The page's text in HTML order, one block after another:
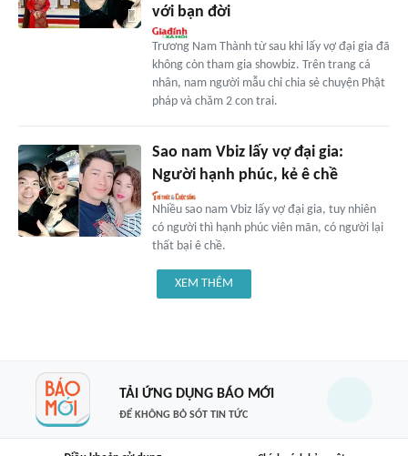
với bạn đời
Trương Nam Thành từ sau khi lấy vợ đại gia đã
không còn tham gia showbiz. Trên trang cá
nhân, nam người mẫu chỉ chia sẻ chuyện Phật
pháp và chăm 2 con trai.
Sao nam Vbiz lấy vợ đại gia:
Người hạnh phúc, kẻ ê chề
Nhiều sao nam Vbiz lấy vợ đại gia, tuy nhiên
có người thì hạnh phúc viên mãn, có người lại
thất bại ê chề.
XEM THÊM
TẢI ỨNG DỤNG BÁO MỚI
ĐỂ KHÔNG BỎ SÓT TIN TỨC